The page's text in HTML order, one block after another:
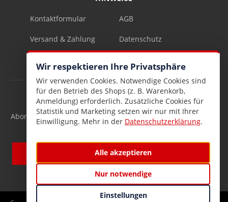
Kontaktformular AGB
Versand & Zahlung Datenschutz
INFOBRIEF
Abonnieren Sie den kostenlosen Lesen & Schenken-Infobrief
und verpassen Sie keine Neuigkeiten mehr.
Wir respektieren Ihre Privatsphäre
Wir verwenden Cookies. Notwendige Cookies sind
für den Betrieb des Shops (z. B. Warenkorb,
Anmeldung) erforderlich. Zusätzliche Cookies für
Statistik und Marketing setzen wir nur mit Ihrer
Einwilligung. Mehr in der Datenschutzerklärung.
Alle akzeptieren
Nur notwendige
Einstellungen